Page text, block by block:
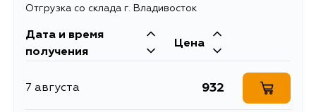
Отгрузка со склада г. Владивосток
Дата и время
получения
Цена
7 августа 932